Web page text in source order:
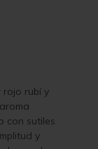
rojo rubí y
con sutiles
y